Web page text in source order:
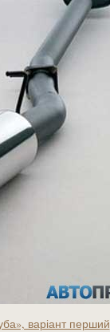
варіант перший